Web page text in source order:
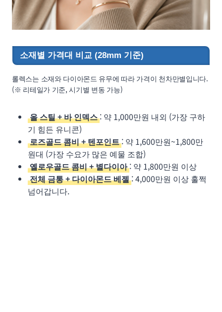
소재별 가격대 비교 (28mm 기준)
롤렉스는 소재와 다이아몬드 유무에 따라 가격이 천차만별입니다.
(※ 리테일가 기준, 시기별 변동 가능)
올 스틸 + 바 인덱스 : 약 1,000만원 내외 (가장 구하
기 힘든 유니콘)
로즈골드 콤비 + 텐포인트 : 약 1,600만원~1,800만
원대 (가장 수요가 많은 예물 조합)
옐로우골드 콤비 + 별다이아 : 약 1,800만원 이상
전체 금통 + 다이아몬드 베젤 : 4,000만원 이상 훌쩍
넘어갑니다.